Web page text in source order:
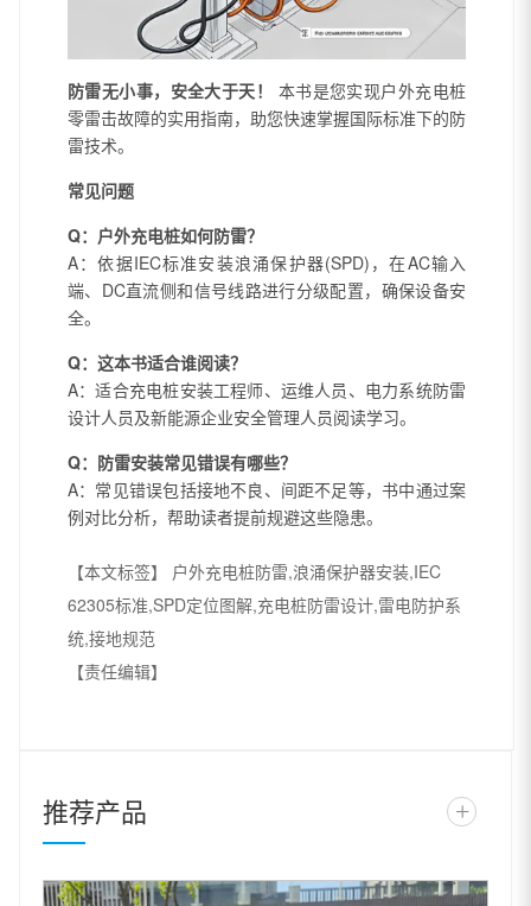
防雷无小事，安全大于天！
本书是您实现户外充电桩
零雷击故障的实用指南，助您快速掌握国际标准下的防
雷技术。
常见问题
Q：户外充电桩如何防雷？
A：依据IEC标准安装浪涌保护器(SPD)，在AC输入
端、DC直流侧和信号线路进行分级配置，确保设备安
全。
Q：这本书适合谁阅读？
A：适合充电桩安装工程师、运维人员、电力系统防雷
设计人员及新能源企业安全管理人员阅读学习。
Q：防雷安装常见错误有哪些？
A：常见错误包括接地不良、间距不足等，书中通过案
例对比分析，帮助读者提前规避这些隐患。
【本文标签】
户外充电桩防雷,浪涌保护器安装,IEC
62305标准,SPD定位图解,充电桩防雷设计,雷电防护系
统,接地规范
【责任编辑】
推荐产品 +